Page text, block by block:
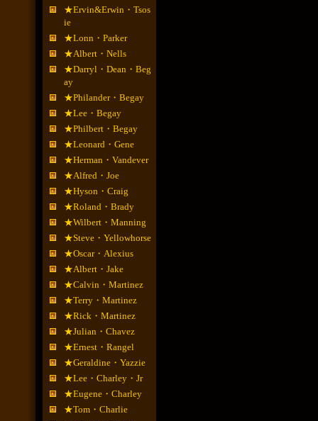
★Ervin&Erwin・Tsos
ie
★Lonn・Parker
★Albert・Nells
★Darryl・Dean・Beg
ay
★Philander・Begay
★Lee・Begay
★Philbert・Begay
★Leonard・Gene
★Herman・Vandever
★Alfred・Joe
★Hyson・Craig
★Roland・Brady
★Wilbert・Manning
★Steve・Yellowhorse
★Oscar・Alexius
★Albert・Jake
★Calvin・Martinez
★Terry・Martinez
★Rick・Martinez
★Julian・Chavez
★Ernest・Rangel
★Geraldine・Yazzie
★Lee・Charley・Jr
★Eugene・Charley
★Tom・Charlie